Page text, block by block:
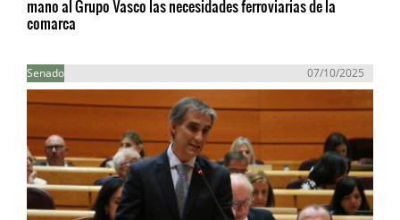
mano al Grupo Vasco las necesidades ferroviarias de la
comarca
Senado 07/10/2025